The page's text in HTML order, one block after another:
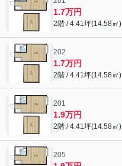
1.7万円
2階 / 4.41坪(14.58㎡)
202
1.7万円
2階 / 4.41坪(14.58㎡)
201
1.9万円
2階 / 4.41坪(14.58㎡)
205